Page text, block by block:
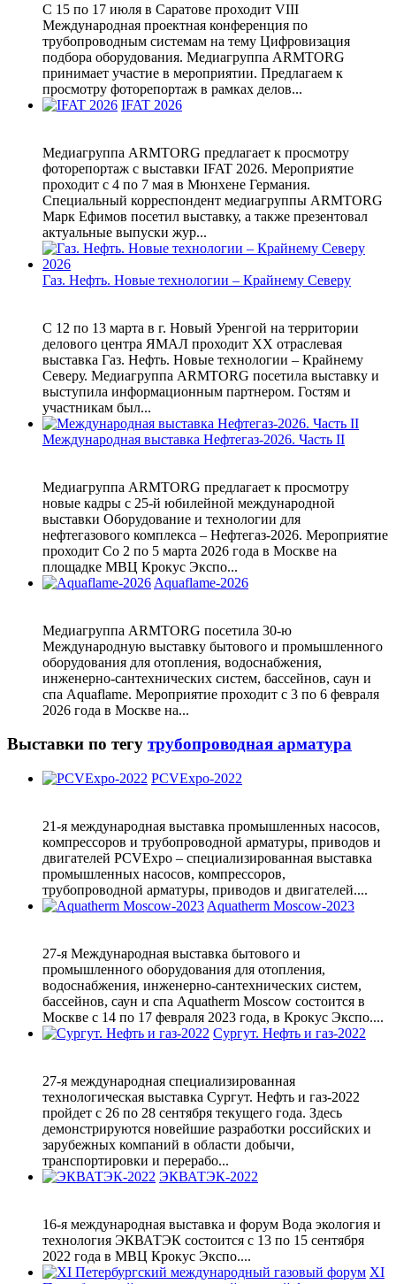
С 15 по 17 июля в Саратове проходит VIII
Международная проектная конференция по
трубопроводным системам на тему Цифровизация
подбора оборудования. Медиагруппа ARMTORG
принимает участие в мероприятии. Предлагаем к
просмотру фоторепортаж в рамках делов...
IFAT 2026
Медиагруппа ARMTORG предлагает к просмотру
фоторепортаж с выставки IFAT 2026. Мероприятие
проходит с 4 по 7 мая в Мюнхене Германия.
Специальный корреспондент медиагруппы ARMTORG
Марк Ефимов посетил выставку, а также презентовал
актуальные выпуски жур...
Газ. Нефть. Новые технологии – Крайнему Северу
С 12 по 13 марта в г. Новый Уренгой на территории
делового центра ЯМАЛ проходит XX отраслевая
выставка Газ. Нефть. Новые технологии – Крайнему
Северу. Медиагруппа ARMTORG посетила выставку и
выступила информационным партнером. Гостям и
участникам был...
Международная выставка Нефтегаз-2026. Часть II
Медиагруппа ARMTORG предлагает к просмотру
новые кадры с 25-й юбилейной международной
выставки Оборудование и технологии для
нефтегазового комплекса – Нефтегаз-2026. Мероприятие
проходит Со 2 по 5 марта 2026 года в Москве на
площадке МВЦ Крокус Экспо...
Aquaflame-2026
Медиагруппа ARMTORG посетила 30-ю
Международную выставку бытового и промышленного
оборудования для отопления, водоснабжения,
инженерно-сантехнических систем, бассейнов, саун и
спа Aquaflame. Мероприятие проходит с 3 по 6 февраля
2026 года в Москве на...
Выставки по тегу трубопроводная арматура
PCVExpo-2022
21-я международная выставка промышленных насосов,
компрессоров и трубопроводной арматуры, приводов и
двигателей PCVExpo – специализированная выставка
промышленных насосов, компрессоров,
трубопроводной арматуры, приводов и двигателей....
Aquatherm Moscow-2023
27-я Международная выставка бытового и
промышленного оборудования для отопления,
водоснабжения, инженерно-сантехнических систем,
бассейнов, саун и спа Aquatherm Moscow состоится в
Москве с 14 по 17 февраля 2023 года, в Крокус Экспо....
Сургут. Нефть и газ-2022
27-я международная специализированная
технологическая выставка Сургут. Нефть и газ-2022
пройдет с 26 по 28 сентября текущего года. Здесь
демонстрируются новейшие разработки российских и
зарубежных компаний в области добычи,
транспортировки и перерабо...
ЭКВАТЭК-2022
16-я международная выставка и форум Вода экология и
технология ЭКВАТЭК состоится с 13 по 15 сентября
2022 года в МВЦ Крокус Экспо....
XI